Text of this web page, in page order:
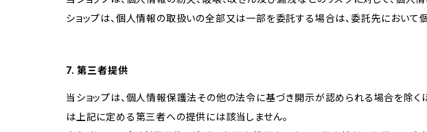
ショップは、個人情報の取扱いの全部又は一部を委託する場合は、委託先におい
7. 第三者提供
当ショップは、個人情報保護法その他の法令に基づき開示が認められる場合を除
は上記に定める第三者への提供には該当しません。